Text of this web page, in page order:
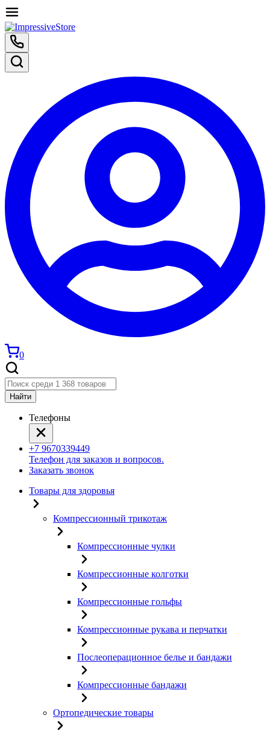
0
Найти
Телефоны
+7 9670339449
Телефон для заказов и вопросов.
Заказать звонок
Товары для здоровья
Компрессионный трикотаж
Компрессионные чулки
Компрессионные колготки
Компрессионные гольфы
Компрессионные рукава и перчатки
Послеоперационное белье и бандажи
Компрессионные бандажи
Ортопедические товары